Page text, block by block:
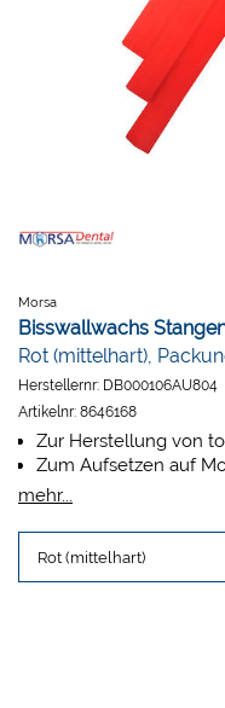
Morsa
Bisswallwachs
Rot (mittelhart),
Herstellernr: DB000106AU804
Artikelnr: 8646168
Zur Herstellung von
Zum Aufsetzen auf
Zur präzisen
Nach dem Abkühlen
Vereinfachte
Lieferbar in drei
mehr...